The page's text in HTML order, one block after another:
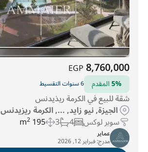
8,760,000
EGP
5%المقدم 6 سنوات التقسيط
شقة للبيع في الكرمة ريذيدنس
الجيزة, نيو زايد, ..., الكرمة ريزيدنس
سوبر لوكس 4
3
195 m
2
عماير
مدرج:فبراير 12, 2026